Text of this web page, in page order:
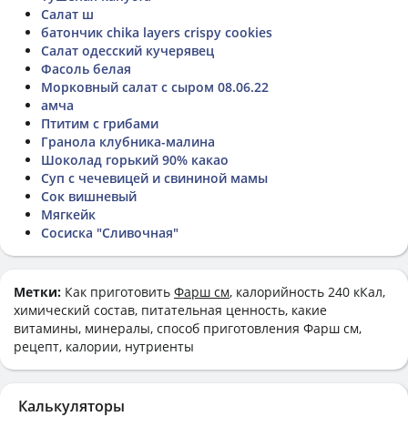
Салат ш
батончик chika layers crispy cookies
Салат одесский кучерявец
Фасоль белая
Морковный салат с сыром 08.06.22
амча
Птитим с грибами
Гранола клубника-малина
Шоколад горький 90% какао
Суп с чечевицей и свининой мамы
Сок вишневый
Мягкейк
Сосиска "Сливочная"
Метки: Как приготовить Фарш см, калорийность 240 кКал,
химический состав, питательная ценность, какие
витамины, минералы, способ приготовления Фарш см,
рецепт, калории, нутриенты
Калькуляторы